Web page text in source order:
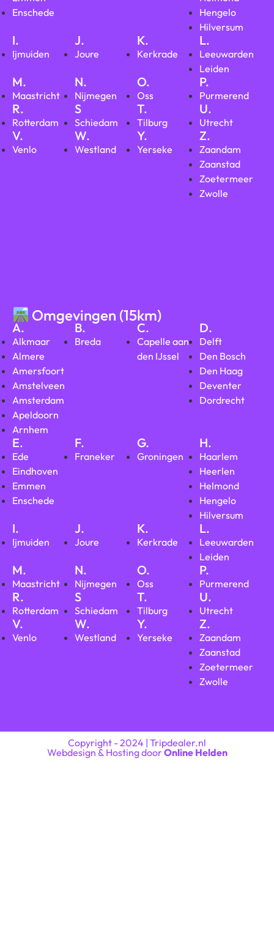
Enschede
Hengelo
Hilversum
I.
Ijmuiden
J.
Joure
K.
Kerkrade
L.
Leeuwarden
Leiden
M.
Maastricht
N.
Nijmegen
O.
Oss
P.
Purmerend
R.
Rotterdam
S
Schiedam
T.
Tilburg
U.
Utrecht
V.
Venlo
W.
Westland
Y.
Yerseke
Z.
Zaandam
Zaanstad
Zoetermeer
Zwolle
Omgevingen (15km)
A.
Alkmaar
Almere
Amersfoort
Amstelveen
Amsterdam
Apeldoorn
Arnhem
B.
Breda
C.
Capelle aan
den IJssel
D.
Delft
Den Bosch
Den Haag
Deventer
Dordrecht
E.
Ede
Eindhoven
Emmen
Enschede
F.
Franeker
G.
Groningen
H.
Haarlem
Heerlen
Helmond
Hengelo
Hilversum
I.
Ijmuiden
J.
Joure
K.
Kerkrade
L.
Leeuwarden
Leiden
M.
Maastricht
N.
Nijmegen
O.
Oss
P.
Purmerend
R.
Rotterdam
S
Schiedam
T.
Tilburg
U.
Utrecht
V.
Venlo
W.
Westland
Y.
Yerseke
Z.
Zaandam
Zaanstad
Zoetermeer
Zwolle
Copyright - 2024 | Tripdealer.nl
Webdesign & Hosting doorOnline Helden